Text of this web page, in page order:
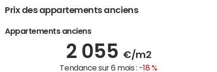
Prix des appartements anciens
Appartements anciens
2 055 €/m2
Tendance sur 6 mois : -18 %